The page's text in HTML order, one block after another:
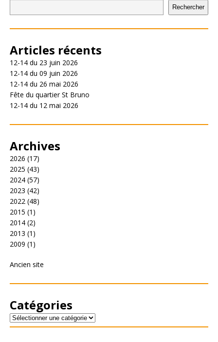
Rechercher
Articles récents
12-14 du 23 juin 2026
12-14 du 09 juin 2026
12-14 du 26 mai 2026
Fête du quartier St Bruno
12-14 du 12 mai 2026
Archives
2026 (17)
2025 (43)
2024 (57)
2023 (42)
2022 (48)
2015 (1)
2014 (2)
2013 (1)
2009 (1)
Ancien site
Catégories